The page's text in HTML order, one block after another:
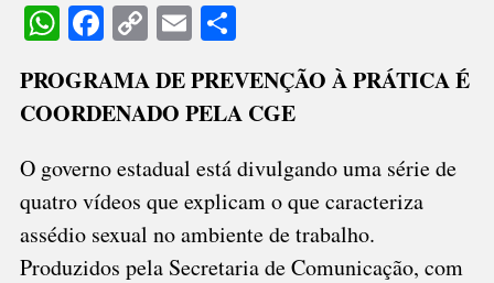
VÍDEOS
WhatsApp
Facebook
CopyEmailShare
PROGRAMA DE PREVENÇÃO À PRÁTICA É
COORDENADO PELA CGE
O governo estadual está divulgando uma série de
quatro vídeos que explicam o que caracteriza
assédio sexual no ambiente de trabalho.
Produzidos pela Secretaria de Comunicação, com